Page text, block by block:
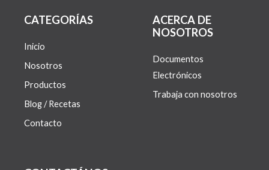
CATEGORÍAS
Inicio
Nosotros
Productos
Blog / Recetas
Contacto
ACERCA DE
NOSOTROS
Documentos
Electrónicos
Trabaja con nosotros